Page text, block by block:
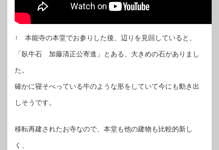
↑ 本能寺の本堂でお参りした後、辺りを見回していると、
「臥牛石 加藤清正公寄進」とある、大きめの石がありまし
た。
確かに寝そべっている牛のような形をしていて今にも動き出
しそうです。
移転再建されたお寺なので、本堂も他の建物も比較的新し
く、